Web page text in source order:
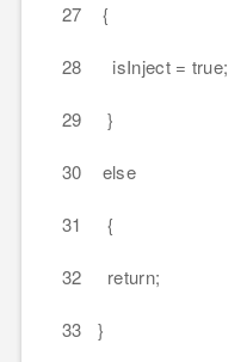
27 {
28 isInject = true;
29 }
30 else
31 {
32 return;
33 }